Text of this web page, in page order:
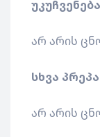
უკუჩვენება
არ არის
სხვა
არ არის